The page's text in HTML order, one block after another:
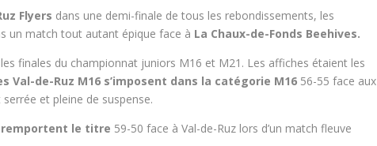
Flyers dans une demi-finale de tous les rebondissements, les
un match tout autant épique face à La Chaux-de-Fonds Beehives.
finales du championnat juniors M16 et M21. Les affiches étaient les
Val-de-Ruz M16 s’imposent dans la catégorie M16 56-55 face aux
et pleine de suspense.
remportent le titre 59-50 face à Val-de-Ruz lors d’un match fleuve